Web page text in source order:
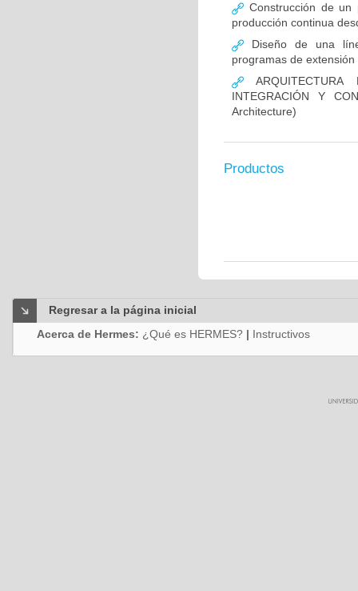
Construcción de un
producción continua
Diseño de una
programas de
INTEGRACIÓN Y
Architecture)
Productos
Regresar a la página inicial
Acerca de Hermes: ¿Qué es HERMES? | Instructivos